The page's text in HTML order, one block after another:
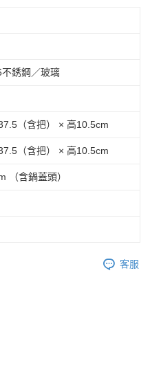
銹鋼／玻璃
（含把） × 高10.5cm
（含把） × 高10.5cm
（含鍋蓋頭）
客服